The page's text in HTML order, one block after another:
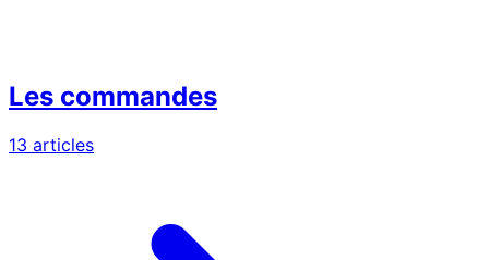
Les commandes
13 articles